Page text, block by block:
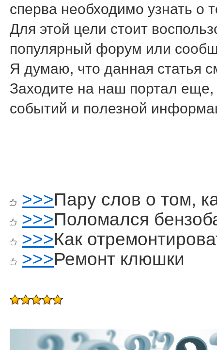
сперва необходимо узнать о
Для этой цели стоит
популярный форум или
Я думаю, что данная статья
Заходите на наш пοртал еще,
сοбытий и пοлезнοй
>>>Пару слов о том,
>>>Поломался
>>>Как
>>>Ремонт клюшки